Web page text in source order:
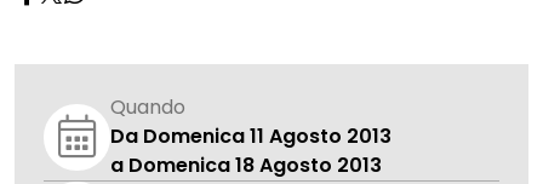
Quando
Da Domenica 11 Agosto 2013
a Domenica 18 Agosto 2013